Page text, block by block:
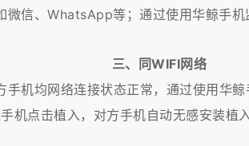
信、WhatsApp等；通过使用华鲸手机
三、同WIFI网络
机均网络连接状态正常，通过使用华
机点击植入，对方手机自动无感安装植